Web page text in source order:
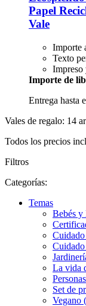
Papel
Vale
Importe
Texto
Impreso
Importe de
Entrega hasta
Vales de regalo: 14
Todos los precios
Filtros
Categorías:
Temas
Bebés y
La vida
Set de
Vegano